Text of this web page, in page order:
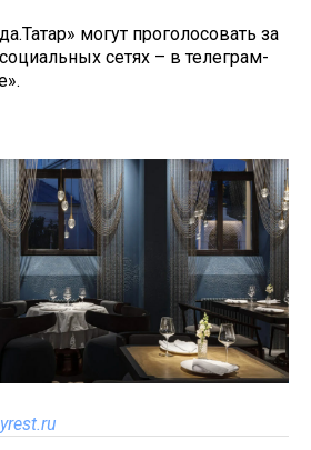
могут проголосовать за
сетях – в телеграм-